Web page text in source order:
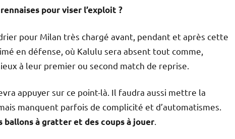
pour viser l’exploit ?
pour Milan très chargé avant, pendant et après cette
en défense, où Kalulu sera absent tout comme,
à leur premier ou second match de reprise.
appuyer sur ce point-là. Il faudra aussi mettre la
manquent parfois de complicité et d’automatismes.
ballons à gratter et des coups à jouer